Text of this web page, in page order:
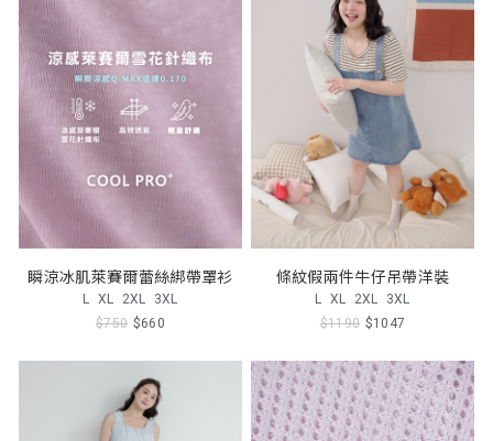
瞬涼冰肌萊賽爾蕾絲綁帶罩衫
L XL 2XL 3XL
$750 $660
條紋假兩件牛仔吊帶洋裝
L XL 2XL 3XL
$1190 $1047